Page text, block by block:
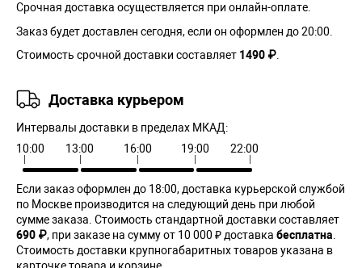
Срочная доставка осуществляется при онлайн-оплате.
Заказ будет доставлен сегодня, если он оформлен до 20:00.
Стоимость срочной доставки составляет 1490 ₽.
Доставка курьером
Интервалы доставки в пределах МКАД:
10:00
13:00 16:00 19:00 22:00
Если заказ оформлен до 18:00, доставка курьерской службой
по Москве производится на следующий день при любой
сумме заказа. Cтоимость стандартной доставки составляет
690 ₽, при заказе на сумму от 10 000 ₽ доставка бесплатна.
Стоимость доставки крупногабаритных товаров указана в